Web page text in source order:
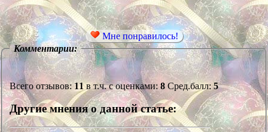
Мне понравилось!
Комментарии:
Всего отзывов:11 в т.ч. с оценками:8 Сред.балл:5
Другие мнения о данной статье: